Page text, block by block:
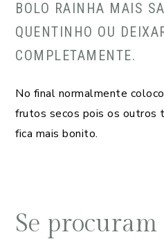
BOLO RAINHA MAIS
QUENTINHO OU
COMPLETAMENTE.
No final normalmente
frutos secos pois os outros
fica mais bonito.
Se procuram